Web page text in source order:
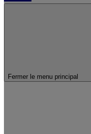
Fermer le menu principal